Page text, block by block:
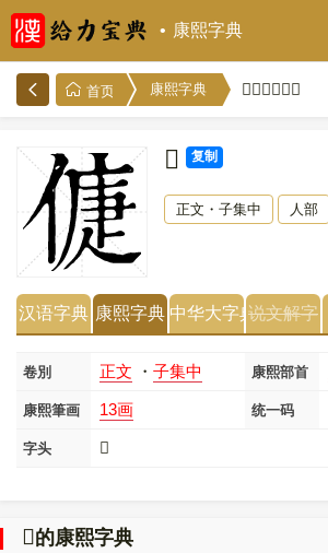
康熙字典
首页 康熙字典 𠌿的康熙字典
𠌿 复制
正文・子集中 人部
汉语字典 康熙字典 中华大字典说文解字
卷別 正文 ・ 子集中 康熙部首
康熙筆画 13画 统一码
字头 𠌿
𠌿的康熙字典